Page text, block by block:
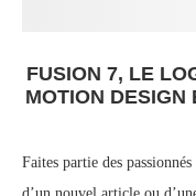
FUSION 7, LE
MOTION DESIGN
Faites partie des